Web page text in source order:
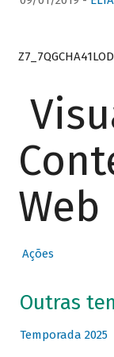
Web
Ações
Outras
Temporada 2025